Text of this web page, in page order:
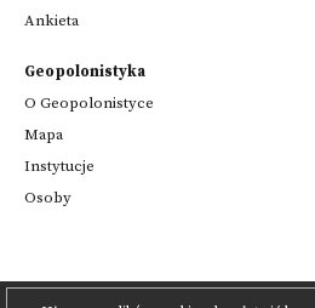
Ankieta
Geopolonistyka
O Geopolonistyce
Mapa
Instytucje
Osoby